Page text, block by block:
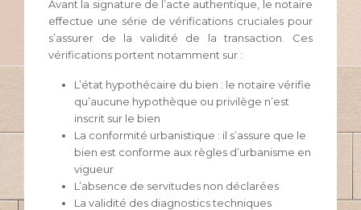
Avant la signature de l’acte authentique, le notaire
effectue une série de vérifications cruciales pour
s’assurer de la validité de la transaction. Ces
vérifications portent notamment sur :
L’état hypothécaire du bien : le notaire vérifie
qu’aucune hypothèque ou privilège n’est
inscrit sur le bien
La conformité urbanistique : il s’assure que le
bien est conforme aux règles d’urbanisme en
vigueur
L’absence de servitudes non déclarées
La validité des diagnostics techniques